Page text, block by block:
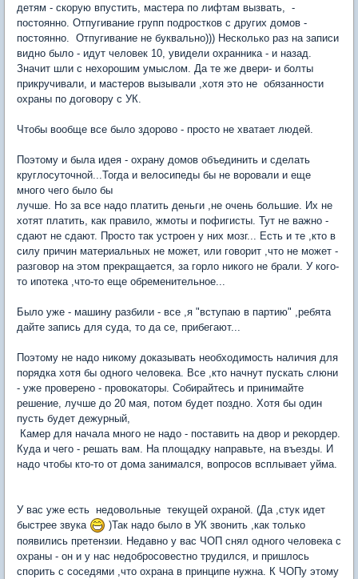
детям - скорую впустить, мастера по лифтам вызвать, -
постоянно. Отпугивание групп подростков с других домов -
постоянно. Отпугивание не буквально))) Несколько раз на записи
видно было - идут человек 10, увидели охранника - и назад.
Значит шли с нехорошим умыслом. Да те же двери- и болты
прикручивали, и мастеров вызывали ,хотя это не обязанности
охраны по договору с УК.
Чтобы вообще все было здорово - просто не хватает людей.
Поэтому и была идея - охрану домов объединить и сделать
круглосуточной...Тогда и велосипеды бы не воровали и еще
много чего было бы
лучше. Но за все надо платить деньги ,не очень большие. Их не
хотят платить, как правило, жмоты и пофигисты. Тут не важно -
сдают не сдают. Просто так устроен у них мозг... Есть и те ,кто в
силу причин материальных не может, или говорит ,что не может -
разговор на этом прекращается, за горло никого не брали. У кого-
то ипотека ,что-то еще обременительное...
Было уже - машину разбили - все ,я "вступаю в партию" ,ребята
дайте запись для суда, то да се, прибегают...
Поэтому не надо никому доказывать необходимость наличия для
порядка хотя бы одного человека. Все ,кто начнут пускать слюни
- уже проверено - провокаторы. Собирайтесь и принимайте
решение, лучше до 20 мая, потом будет поздно. Хотя бы один
пусть будет дежурный,
Камер для начала много не надо - поставить на двор и рекордер.
Куда и чего - решать вам. На площадку направьте, на въезды. И
надо чтобы кто-то от дома занимался, вопросов всплывает уйма.
У вас уже есть недовольные текущей охраной. (Да ,стук идет
быстрее звука
)Так надо было в УК звонить ,как только
появились претензии. Недавно у вас ЧОП снял одного человека с
охраны - он и у нас недобросовестно трудился, и пришлось
спорить с соседями ,что охрана в принципе нужна. К ЧОПу этому